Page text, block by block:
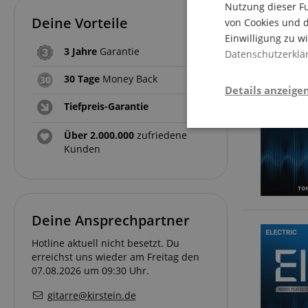
Deine Vorteile
3 Jahre Garantie
30 Tage Money Back
Tiefpreis-Garantie
Über 2.000.000 zufriedene
Kunden
Deine Ansprechpartner
Hotline aktuell nicht besetzt. Du
erreichst uns wieder am Freitag den
07.08.2026 um 09:30 Uhr.
gitarre@kirstein.de
Nutzung dieser
von Cookies und
Einwilligung zu
Details
Statistik-Cookies
nicht verwendet